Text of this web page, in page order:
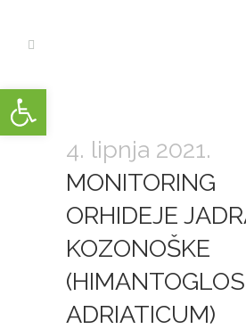
4. lipnja 2021.
MONITORING
ORHIDEJE
KOZONOŠKE
ADRIATICUM)
Open toolbar